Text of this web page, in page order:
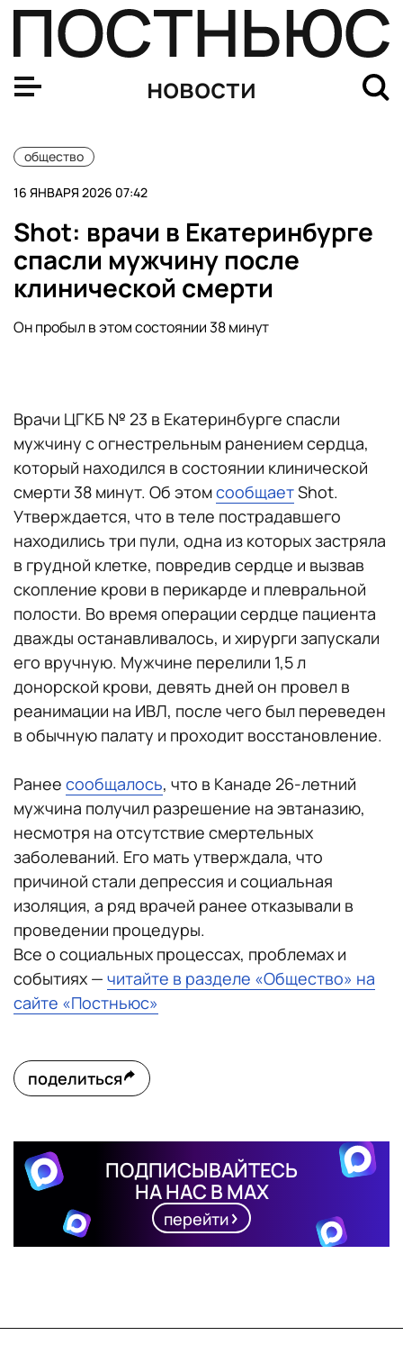
новости
общество
16 ЯНВАРЯ 2026 07:42
Shot: врачи в Екатеринбурге
спасли мужчину после
клинической смерти
Он пробыл в этом состоянии 38 минут
Врачи ЦГКБ № 23 в Екатеринбурге спасли
мужчину с огнестрельным ранением сердца,
который находился в состоянии клинической
смерти 38 минут. Об этомсообщаетShot.
Утверждается, что в теле пострадавшего
находились три пули, одна из которых застряла
в грудной клетке, повредив сердце и вызвав
скопление крови в перикарде и плевральной
полости. Во время операции сердце пациента
дважды останавливалось, и хирурги запускали
его вручную. Мужчине перелили 1,5 л
донорской крови, девять дней он провел в
реанимации на ИВЛ, после чего был переведен
в обычную палату и проходит восстановление.
Ранее сообщалось, что в Канаде 26-летний
мужчина получил разрешение на эвтаназию,
несмотря на отсутствие смертельных
заболеваний. Его мать утверждала, что
причиной стали депрессия и социальная
изоляция, а ряд врачей ранее отказывали в
проведении процедуры.
Все о социальных процессах, проблемах и
событиях — читайте в разделе «Общество» на
сайте «Постньюс»
поделиться
ПОДПИСЫВАЙТЕСЬ
НА НАС В MAX
перейти
Сенатор Гибатдинов попросил ФАС проверить АЗС из-